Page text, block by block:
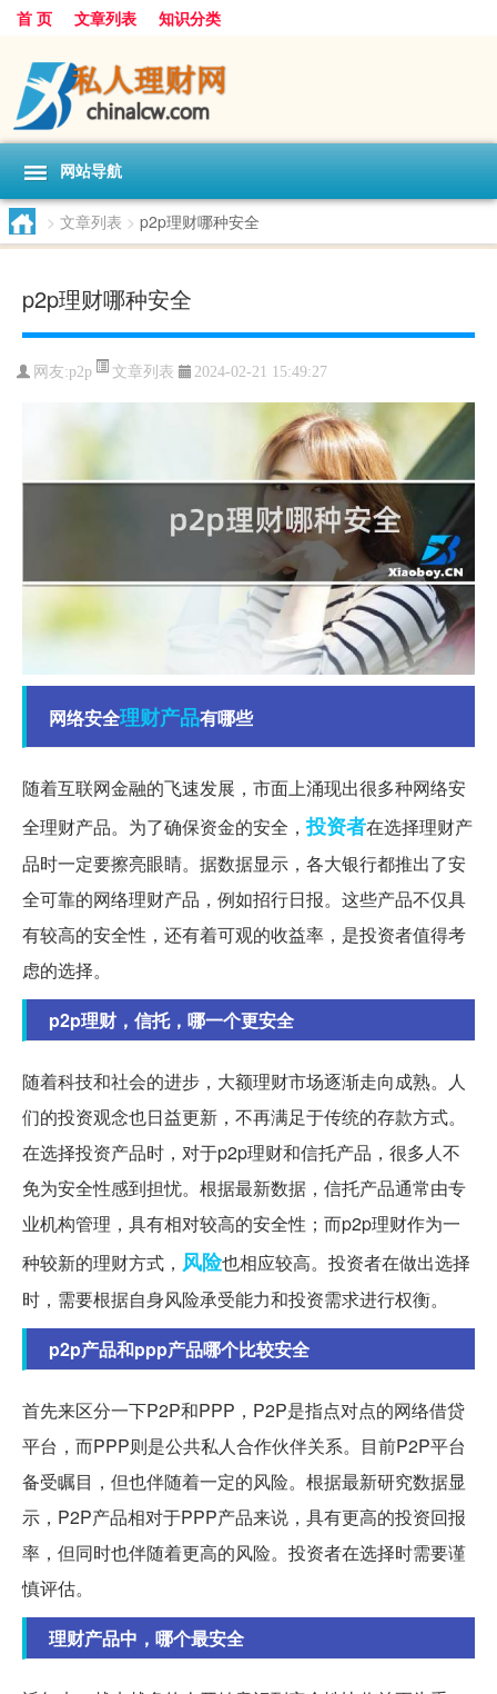
首 页 文章列表 知识分类
网站导航
> 文章列表 > p2p理财哪种安全
p2p理财哪种安全
网友:p2p 文章列表 2024-02-21 15:49:27
网络安全理财产品有哪些
随着互联网金融的飞速发展，市面上涌现出很多种网络安
全理财产品。为了确保资金的安全，投资者在选择理财产
品时一定要擦亮眼睛。据数据显示，各大银行都推出了安
全可靠的网络理财产品，例如招行日报。这些产品不仅具
有较高的安全性，还有着可观的收益率，是投资者值得考
虑的选择。
p2p理财，信托，哪一个更安全
随着科技和社会的进步，大额理财市场逐渐走向成熟。人
们的投资观念也日益更新，不再满足于传统的存款方式。
在选择投资产品时，对于p2p理财和信托产品，很多人不
免为安全性感到担忧。根据最新数据，信托产品通常由专
业机构管理，具有相对较高的安全性；而p2p理财作为一
种较新的理财方式， 风险也相应较高。投资者在做出选择
时，需要根据自身风险承受能力和投资需求进行权衡。
p2p产品和ppp产品哪个比较安全
首先来区分一下P2P和PPP，P2P是指点对点的网络借贷
平台，而PPP则是公共私人合作伙伴关系。目前P2P平台
备受瞩目，但也伴随着一定的风险。根据最新研究数据显
示，P2P产品相对于PPP产品来说，具有更高的投资回报
率，但同时也伴随着更高的风险。投资者在选择时需要谨
慎评估。
理财产品中，哪个最安全